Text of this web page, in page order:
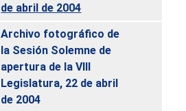
de abril de 2004
Archivo fotográfico de
la Sesión Solemne de
apertura de la VIII
Legislatura, 22 de abril
de 2004